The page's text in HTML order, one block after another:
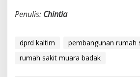
Penulis: Chintia
dprd kaltim
pembangunan rumah
rumah sakit muara badak